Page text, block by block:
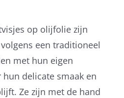
op olijfolie zijn
een traditioneel
met hun eigen
delicate smaak en
Ze zijn met de hand